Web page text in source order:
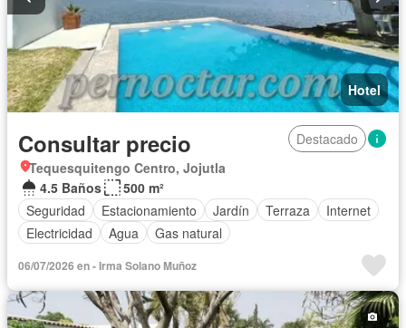
Hotel
Consultar precio
Destacado
Tequesquitengo Centro, Jojutla
4.5 Baños
500 m²
Seguridad
Estacionamiento Jardín Terraza
Internet
Electricidad
Agua Gas natural
06/07/2026 en - Irma Solano Muñoz